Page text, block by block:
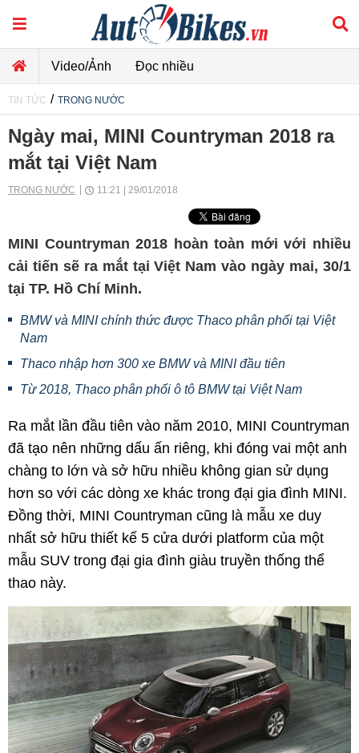
Video/Ảnh Đọc nhiều
TIN TỨC / TRONG NƯỚC
Ngày mai, MINI Countryman 2018 ra
mắt tại Việt Nam
TRONG NƯỚC 11:21 | 29/01/2018
MINI Countryman 2018 hoàn toàn mới với nhiều
cải tiến sẽ ra mắt tại Việt Nam vào ngày mai, 30/1
tại TP. Hồ Chí Minh.
BMW và MINI chính thức được Thaco phân phối tại Việt
Nam
Thaco nhập hơn 300 xe BMW và MINI đầu tiên
Từ 2018, Thaco phân phối ô tô BMW tại Việt Nam
Ra mắt lần đầu tiên vào năm 2010, MINI Countryman
đã tạo nên những dấu ấn riêng, khi đóng vai một anh
chàng to lớn và sở hữu nhiều không gian sử dụng
hơn so với các dòng xe khác trong đại gia đình MINI.
Đồng thời, MINI Countryman cũng là mẫu xe duy
nhất sở hữu thiết kế 5 cửa dưới platform của một
mẫu SUV trong đại gia đình giàu truyền thống thể
thao này.